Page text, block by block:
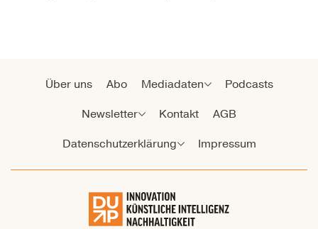
Über uns Abo Mediadaten
Podcasts
Newsletter
Kontakt
AGB
Datenschutzerklärung
Impressum